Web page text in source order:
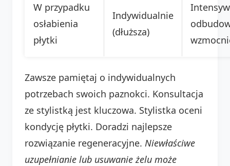
W przypadku
osłabienia
płytki
Indywidualnie
(dłuższa)
Zawsze pamiętaj o indywidualnych
potrzebach swoich paznokci. Konsultacja
ze stylistką jest kluczowa. Stylistka oceni
kondycję płytki. Doradzi najlepsze
rozwiązanie regeneracyjne. Niewłaściwe
uzupełnianie lub usuwanie żelu może